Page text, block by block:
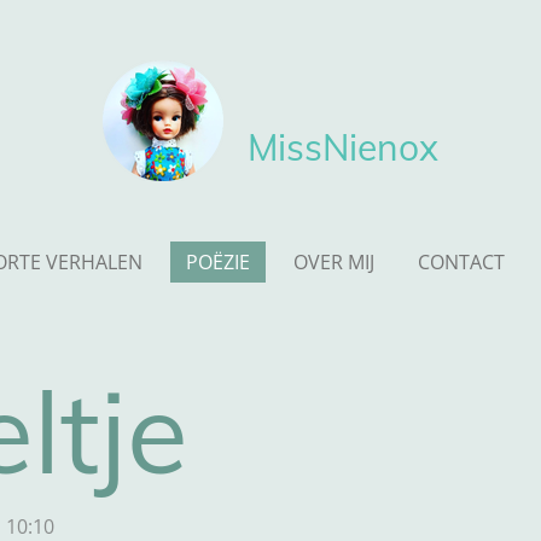
MissNienox
VERHALEN POËZIE OVER MIJ CONTACT